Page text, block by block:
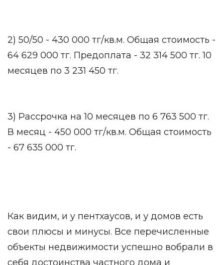
2) 50/50 - 430 000 тг/кв.м. Общая стоимость -
64 629 000 тг. Предоплата - 32 314 500 тг. 10
месяцев по 3 231 450 тг.
3) Рассрочка на 10 месяцев по 6 763 500 тг.
В месяц - 450 000 тг/кв.м. Общая стоимость
- 67 635 000 тг.
Как видим, и у пентхаусов, и у домов есть
свои плюсы и минусы. Все перечисленные
объекты недвижимости успешно вобрали в
себя достоинства частного дома и